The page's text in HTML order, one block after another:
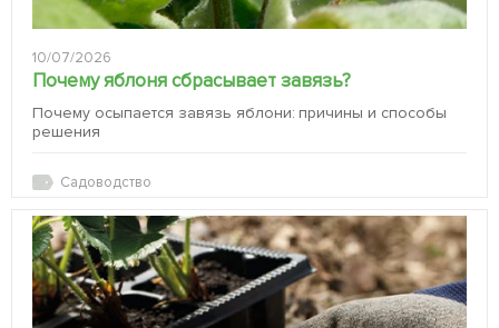
10/07/2026
Почему яблоня сбрасывает завязь?
Почему осыпается завязь яблони: причины и способы
решения
Садоводство